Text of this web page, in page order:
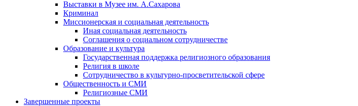
Выставки в Музее им. А.Сахарова
Криминал
Миссионерская и социальная деятельность
Иная социальная деятельность
Соглашения о социальном сотрудничестве
Образование и культура
Государственная поддержка религиозного образования
Религия в школе
Сотрудничество в культурно-просветительской сфере
Общественность и СМИ
Религиозные СМИ
Завершенные проекты